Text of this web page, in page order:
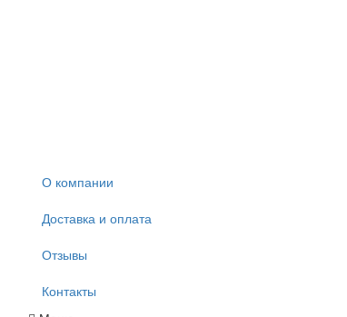
О компании
Доставка и оплата
Отзывы
Контакты